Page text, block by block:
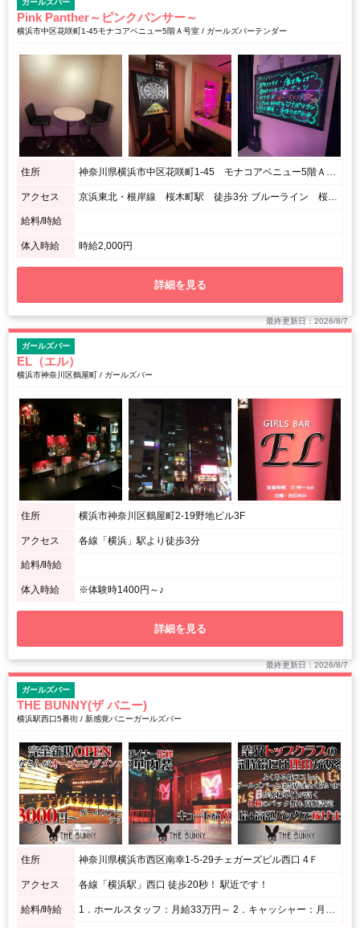
ガールズバー
Pink Panther～ピンクパンサー～
横浜市中区花咲町1-45モナコアベニュー5階Ａ号室 / ガールズバーテンダー
住所 神奈川県横浜市中区花咲町1-45 モナコアベニュー5階Ａ号室
アクセス 京浜東北・根岸線 桜木町駅 徒歩3分 ブルーライン 桜木町駅 徒歩3分 根岸線 関内駅 徒歩8分
給料/時給
体入時給 時給2,000円
詳細を見る
最終更新日：2026/8/7
ガールズバー
EL（エル）
横浜市神奈川区鶴屋町 / ガールズバー
住所 横浜市神奈川区鶴屋町2-19野地ビル3F
アクセス 各線「横浜」駅より徒歩3分
給料/時給
体入時給 ※体験時1400円～♪
詳細を見る
最終更新日：2026/8/7
ガールズバー
THE BUNNY(ザ バニー)
横浜駅西口5番街 / 新感覚バニーガールズバー
住所 神奈川県横浜市西区南幸1-5-29チェガーズビル西口 4Ｆ
アクセス 各線「横浜駅」西口 徒歩20秒！ 駅近です！
給料/時給 1．ホールスタッフ：月給33万円～ 2．キャッシャー：月給29万円～ 3．ホールアルバイト：時給1400円～ 4．キッチンスタッフ：時給1400円～ 5．送迎ドライバー：日給7000円～